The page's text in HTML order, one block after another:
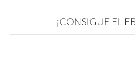
¡CONSIGUE EL